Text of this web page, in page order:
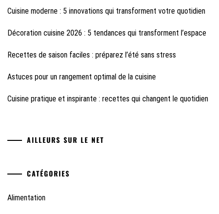
Cuisine moderne : 5 innovations qui transforment votre quotidien
Décoration cuisine 2026 : 5 tendances qui transforment l’espace
Recettes de saison faciles : préparez l’été sans stress
Astuces pour un rangement optimal de la cuisine
Cuisine pratique et inspirante : recettes qui changent le quotidien
AILLEURS SUR LE NET
CATÉGORIES
Alimentation